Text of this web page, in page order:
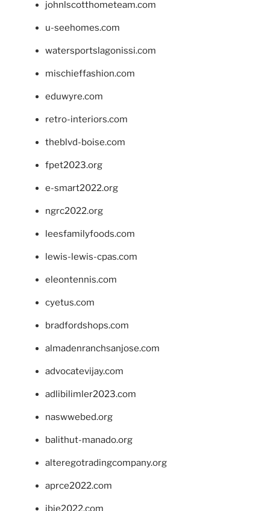
johnlscotthometeam.com
u-seehomes.com
watersportslagonissi.com
mischieffashion.com
eduwyre.com
retro-interiors.com
theblvd-boise.com
fpet2023.org
e-smart2022.org
ngrc2022.org
leesfamilyfoods.com
lewis-lewis-cpas.com
eleontennis.com
cyetus.com
bradfordshops.com
almadenranchsanjose.com
advocatevijay.com
adlibilimler2023.com
naswwebed.org
balithut-manado.org
alteregotradingcompany.org
aprce2022.com
ibie2022.com